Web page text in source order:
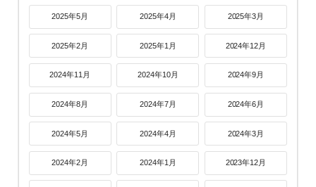
2025年5月 2025年4月 2025年3月
2025年2月 2025年1月 2024年12月
2024年11月 2024年10月 2024年9月
2024年8月 2024年7月 2024年6月
2024年5月 2024年4月 2024年3月
2024年2月 2024年1月 2023年12月